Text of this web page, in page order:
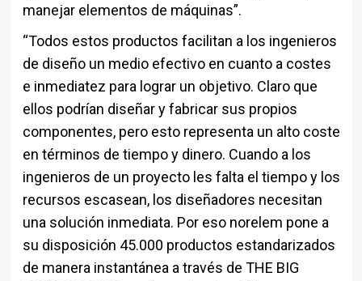
manejar elementos de máquinas”.
“Todos estos productos facilitan a los ingenieros
de diseño un medio efectivo en cuanto a costes
e inmediatez para lograr un objetivo. Claro que
ellos podrían diseñar y fabricar sus propios
componentes, pero esto representa un alto coste
en términos de tiempo y dinero. Cuando a los
ingenieros de un proyecto les falta el tiempo y los
recursos escasean, los diseñadores necesitan
una solución inmediata. Por eso norelem pone a
su disposición 45.000 productos estandarizados
de manera instantánea a través de THE BIG